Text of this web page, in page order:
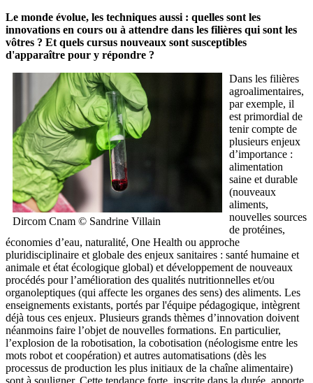
Le monde évolue, les techniques aussi : quelles sont les
innovations en cours ou à attendre dans les filières qui sont les
vôtres ? Et quels cursus nouveaux sont susceptibles
d'apparaître pour y répondre ?
Dircom Cnam © Sandrine Villain
Dans les filières
agroalimentaires,
par exemple, il
est primordial de
tenir compte de
plusieurs enjeux
d’importance :
alimentation
saine et durable
(nouveaux
aliments,
nouvelles sources
de protéines,
économies d’eau, naturalité, One Health ou approche
pluridisciplinaire et globale des enjeux sanitaires : santé humaine et
animale et état écologique global) et développement de nouveaux
procédés pour l’amélioration des qualités nutritionnelles et/ou
organoleptiques (qui affecte les organes des sens) des aliments. Les
enseignements existants, portés par l'équipe pédagogique, intègrent
déjà tous ces enjeux. Plusieurs grands thèmes d’innovation doivent
néanmoins faire l’objet de nouvelles formations. En particulier,
l’explosion de la robotisation, la cobotisation (néologisme entre les
mots robot et coopération) et autres automatisations (dès les
processus de production les plus initiaux de la chaîne alimentaire)
sont à souligner. Cette tendance forte, inscrite dans la durée, apporte